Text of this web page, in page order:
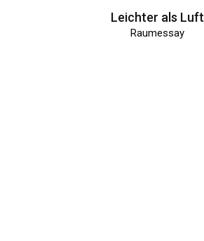
Leichter als Luft
Raumessay